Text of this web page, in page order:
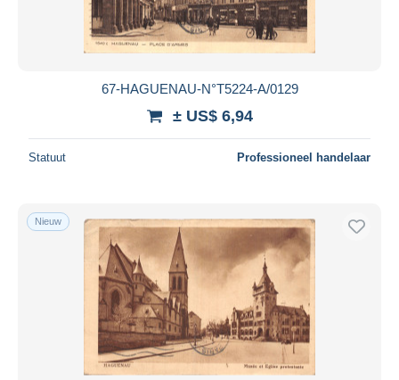
67-HAGUENAU-N°T5224-A/0129
± US$ 6,94
Statuut Professioneel handelaar
Nieuw